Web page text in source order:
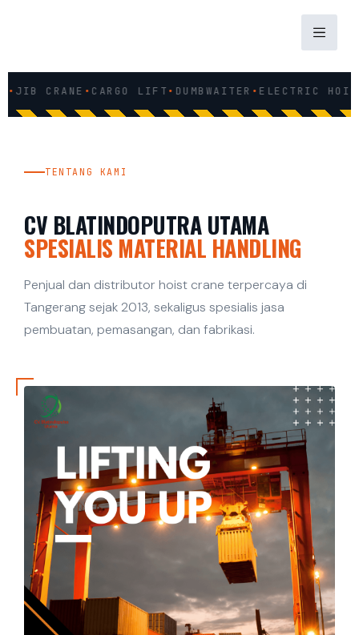
t
o
‹ ›
CRANE • CARGO LIFT •DUMBWAITER • ELECTRIC HOIST •
TENTANG KAMI
CV BLATINDOPUTRA UTAMA
SPESIALIS MATERIAL HANDLING
Penjual dan distributor hoist crane terpercaya di
Tangerang sejak 2013, sekaligus spesialis jasa
pembuatan, pemasangan, dan fabrikasi.